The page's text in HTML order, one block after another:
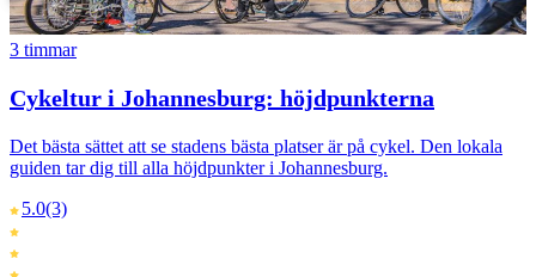
3 timmar
Cykeltur i Johannesburg: höjdpunkterna
Det bästa sättet att se stadens bästa platser är på cykel. Den lokala
guiden tar dig till alla höjdpunkter i Johannesburg.
5.0(3)